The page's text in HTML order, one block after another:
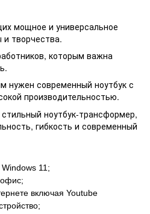
мощное и универсальное
и творчества.
которым важна
нужен современный ноутбук с
производительностью.
стильный ноутбук-трансформер,
гибкость и современный
11;
включая Youtube